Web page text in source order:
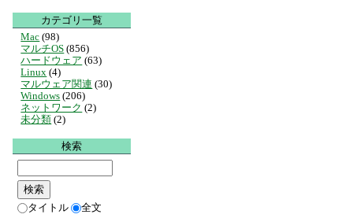
カテゴリ一覧
Mac (98)
マルチOS (856)
ハードウェア (63)
Linux (4)
マルウェア関連 (30)
Windows (206)
ネットワーク (2)
未分類 (2)
検索
タイトル 全文